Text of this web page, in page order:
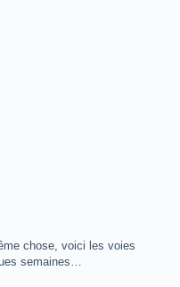
chose, voici les voies
semaines…